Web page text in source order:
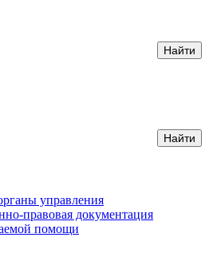
управления
правовая документация
помощи